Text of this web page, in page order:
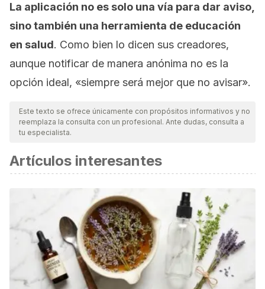
La aplicación no es solo una vía para dar aviso,
sino también una herramienta de educación
en salud. Como bien lo dicen sus creadores,
aunque notificar de manera anónima no es la
opción ideal, «siempre será mejor que no avisar».
Este texto se ofrece únicamente con propósitos informativos y no
reemplaza la consulta con un profesional. Ante dudas, consulta a
tu especialista.
Artículos interesantes